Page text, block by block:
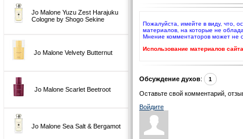
Jo Malone Yuzu Zest Harajuku
Cologne by Shogo Sekine
Jo Malone Velvety Butternut
Jo Malone Scarlet Beetroot
Jo Malone Sea Salt & Bergamot
Пожалуйста, имейте в виду, что,
материалов, на которые не
Мнение комментаторов может не
Использование материалов
Обсуждение духов: 1
Оставьте свой комментарий,
Войдите